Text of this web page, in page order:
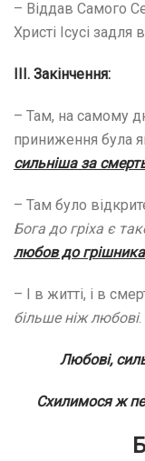
– Віддав Самого
Христі Ісусі
ІІІ. Закінчення:
– Там, на самому
приниження була
сильніша за
– Там було
Бога до гріха є
любов до
– І в житті, і в
більше ніж любові.
Любові,
Схилимося ж